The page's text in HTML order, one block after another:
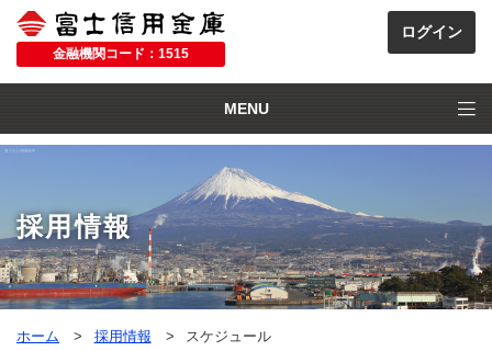
金融機関コード：1515
MENU
採用情報
ホーム 採用情報 スケジュール